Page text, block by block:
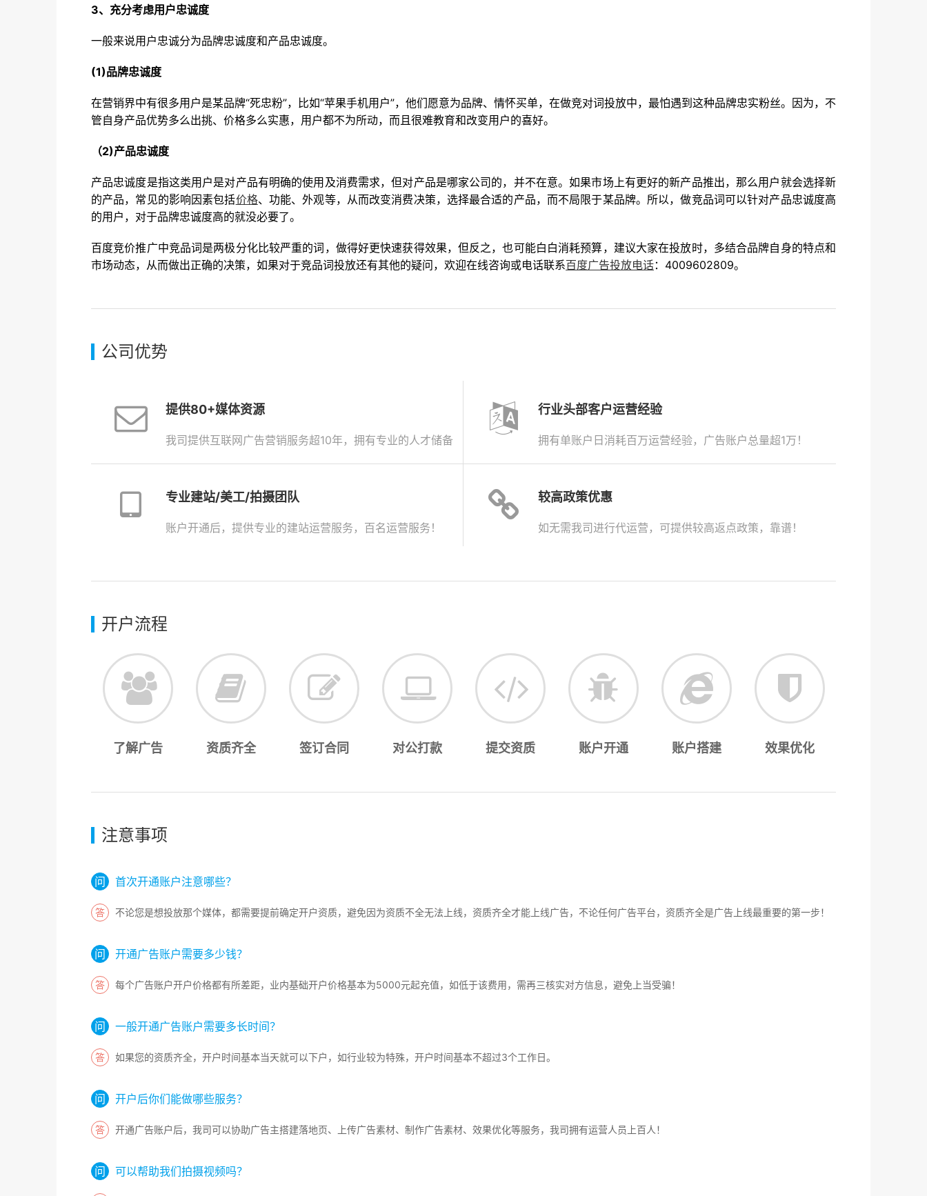
3、充分考虑用户忠诚度
一般来说用户忠诚分为品牌忠诚度和产品忠诚度。
(1)品牌忠诚度
在营销界中有很多用户是某品牌“死忠粉”，比如“苹果手机用户”，他们愿意为品牌、情怀买单，在做竞对词投放中，最怕遇到这种品牌忠实粉丝。因为，不
管自身产品优势多么出挑、价格多么实惠，用户都不为所动，而且很难教育和改变用户的喜好。
（2)产品忠诚度
产品忠诚度是指这类用户是对产品有明确的使用及消费需求，但对产品是哪家公司的，并不在意。如果市场上有更好的新产品推出，那么用户就会选择新
的产品，常见的影响因素包括价格、功能、外观等，从而改变消费决策，选择最合适的产品，而不局限于某品牌。所以，做竞品词可以针对产品忠诚度高
的用户，对于品牌忠诚度高的就没必要了。
百度竞价推广中竞品词是两极分化比较严重的词，做得好更快速获得效果，但反之，也可能白白消耗预算，建议大家在投放时，多结合品牌自身的特点和
市场动态，从而做出正确的决策，如果对于竞品词投放还有其他的疑问，欢迎在线咨询或电话联系百度广告投放电话：4009602809。
公司优势
提供80+媒体资源
我司提供互联网广告营销服务超10年，拥有专业的人才储备
行业头部客户运营经验
拥有单账户日消耗百万运营经验，广告账户总量超1万！
专业建站/美工/拍摄团队
账户开通后，提供专业的建站运营服务，百名运营服务！
较高政策优惠
如无需我司进行代运营，可提供较高返点政策，靠谱！
开户流程
了解广告 资质齐全 签订合同 对公打款 提交资质 账户开通 账户搭建 效果优化
注意事项
首次开通账户注意哪些？
不论您是想投放那个媒体，都需要提前确定开户资质，避免因为资质不全无法上线，资质齐全才能上线广告，不论任何广告平台，资质齐全是广告上线最重要的第一步！
开通广告账户需要多少钱？
每个广告账户开户价格都有所差距，业内基础开户价格基本为5000元起充值，如低于该费用，需再三核实对方信息，避免上当受骗！
一般开通广告账户需要多长时间？
如果您的资质齐全，开户时间基本当天就可以下户，如行业较为特殊，开户时间基本不超过3个工作日。
开户后你们能做哪些服务？
开通广告账户后，我司可以协助广告主搭建落地页、上传广告素材、制作广告素材、效果优化等服务，我司拥有运营人员上百人！
可以帮助我们拍摄视频吗？